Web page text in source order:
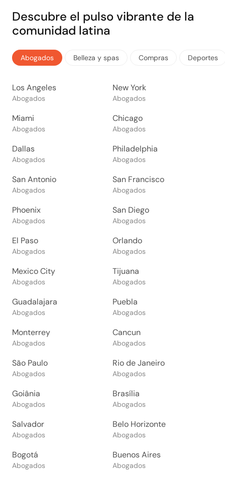
Descubre el pulso vibrante de la
comunidad latina
Abogados Belleza y spas Compras Deportes
Los Angeles
Abogados
New York
Abogados
Miami
Abogados
Chicago
Abogados
Dallas
Abogados
Philadelphia
Abogados
San Antonio
Abogados
San Francisco
Abogados
Phoenix
Abogados
San Diego
Abogados
El Paso
Abogados
Orlando
Abogados
Mexico City
Abogados
Tijuana
Abogados
Guadalajara
Abogados
Puebla
Abogados
Monterrey
Abogados
Cancun
Abogados
São Paulo
Abogados
Rio de Janeiro
Abogados
Goiânia
Abogados
Brasília
Abogados
Salvador
Abogados
Belo Horizonte
Abogados
Bogotá
Abogados
Buenos Aires
Abogados